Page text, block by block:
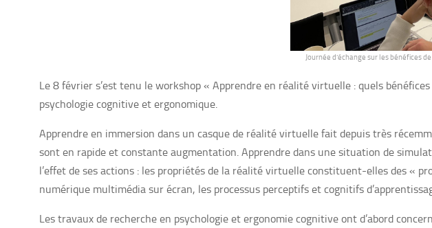
Journée d’échange sur les bénéfices
Le 8 février s’est tenu le workshop « Apprendre en réalité virtuelle : quels
psychologie cognitive et ergonomique.
Apprendre en immersion dans un casque de réalité virtuelle fait depuis très
sont en rapide et constante augmentation. Apprendre dans une situation de
l’effet de ses actions : les propriétés de la réalité virtuelle constituent-elles des «
numérique multimédia sur écran, les processus perceptifs et cognitifs
Les travaux de recherche en psychologie et ergonomie cognitive ont d’abord